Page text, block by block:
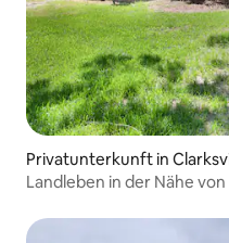
Privatunterkunft in
Landleben in der Nähe